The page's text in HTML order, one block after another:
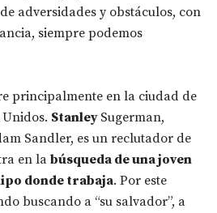
adversidades y obstáculos, con
siempre podemos
principalmente en la ciudad de
Stanley Sugerman,
Sandler, es un reclutador de
en la búsqueda de una joven
donde trabaja. Por este
buscando a “su salvador”, a